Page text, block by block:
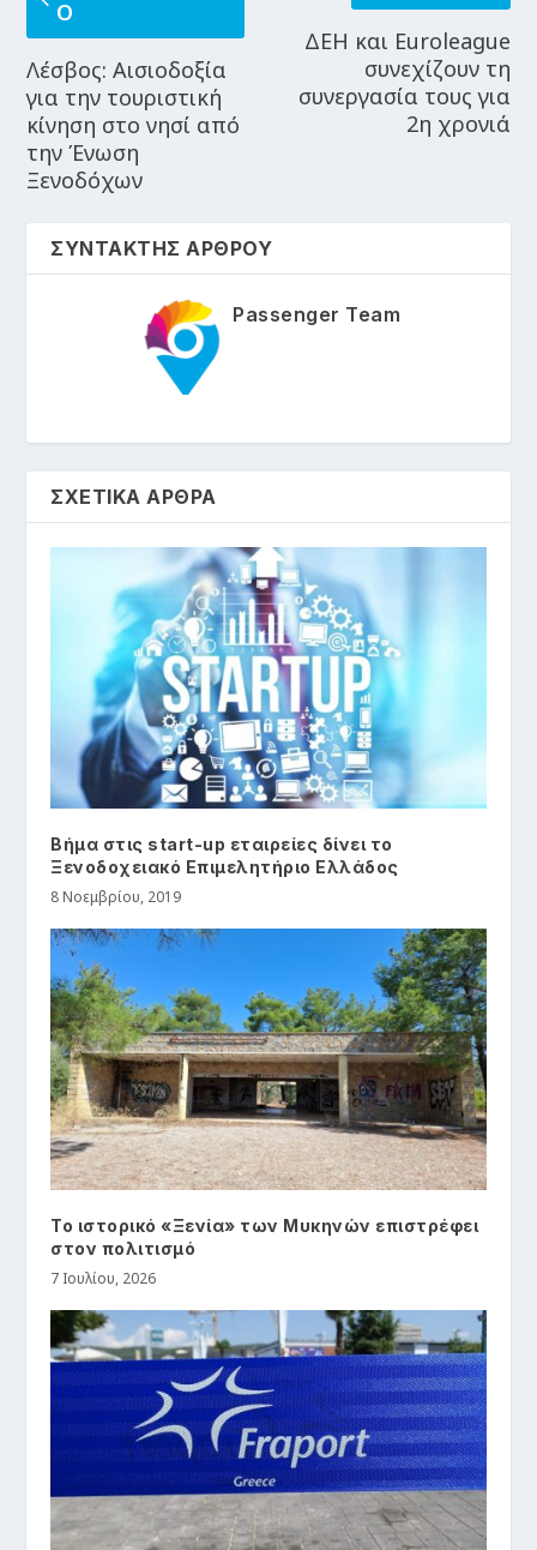
Ο
Λέσβος: Αισιοδοξία
για την τουριστική
κίνηση στο νησί από
την Ένωση
Ξενοδόχων
ΔΕΗ και Euroleague
συνεχίζουν τη
συνεργασία τους για
2η χρονιά
ΣΥΝΤΑΚΤΗΣ ΑΡΘΡΟΥ
Passenger Team
ΣΧΕΤΙΚΑ ΑΡΘΡΑ
Βήμα στις start-up εταιρείες δίνει το
Ξενοδοχειακό Επιμελητήριο Ελλάδος
8 Νοεμβρίου, 2019
Το ιστορικό «Ξενία» των Μυκηνών επιστρέφει
στον πολιτισμό
7 Ιουλίου, 2026